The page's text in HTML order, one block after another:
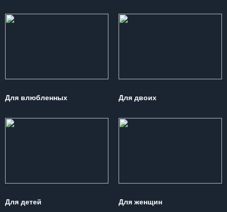
Для влюбленных Для двоих
Для детей Для женщин